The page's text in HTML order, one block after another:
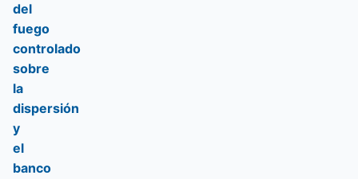
del
fuego
controlado
sobre
la
dispersión
y
el
banco